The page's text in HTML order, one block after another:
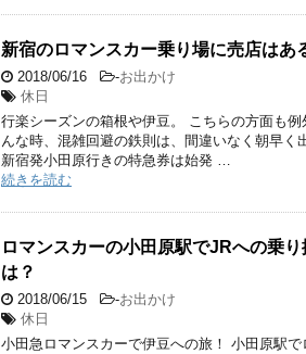
新宿のロマンスカー乗り場に売店はあ
2018/06/16 -お出かけ
休日
行楽シーズンの箱根や伊豆。 こちらの方面も
んな時、混雑回避の鉄則は、間違いなく朝早
新宿発小田原行きの特急券は始発 …
続きを読む
ロマンスカーの小田原駅でJRへの乗
は？
2018/06/15 -お出かけ
休日
小田急ロマンスカーで伊豆への旅！ 小田原駅